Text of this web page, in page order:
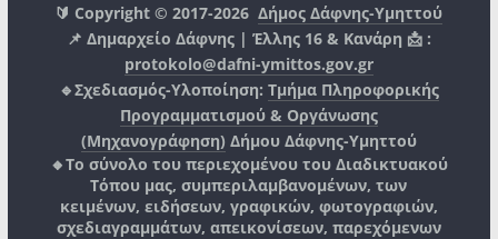
🔰 Copyright © 2017-2026Δήμος Δάφνης-Υμηττού
📌 Δημαρχείο Δάφνης | Έλλης 16 & Κανάρη 📩 :
protokolo@dafni-ymittos.gov.gr
🔹Σχεδιασμός-Υλοποίηση: Τμήμα Πληροφορικής
Προγραμματισμού & Οργάνωσης
(Μηχανογράφηση) Δήμου Δάφνης-Υμηττού
🔸Το σύνολο του περιεχομένου του Διαδικτυακού
Τόπου μας, συμπεριλαμβανομένων, των
κειμένων, ειδήσεων, γραφικών, φωτογραφιών,
σχεδιαγραμμάτων, απεικονίσεων, παρεχόμενων